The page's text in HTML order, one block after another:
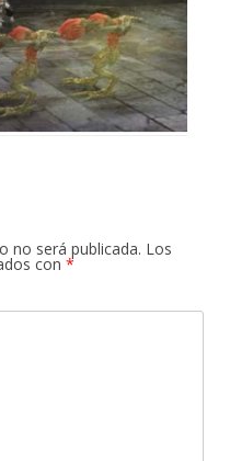
no será publicada. Los
con *